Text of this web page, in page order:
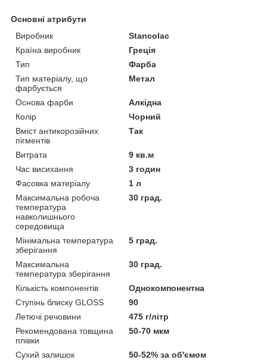
Основні атрибути
Виробник
Stancolac
Країна виробник
Греція
Тип
Фарба
Тип матеріалу, що
фарбується
Метал
Основа фарби
Алкідна
Колір
Чорний
Вміст антикорозійних
пігментів
Так
Витрата
9 кв.м
Час висихання
3 годин
Фасовка матеріалу
1 л
Максимальна робоча
температура
навколишнього
середовища
30 град.
Мінімальна температура
зберігання
5 град.
Максимальна
температура зберігання
30 град.
Кількість компонентів
Однокомпонентна
Ступінь блиску GLOSS
90
Летючі речовини
475 г/літр
Рекомендована товщина
плівки
50-70 мкм
Сухий залишок
50-52% за об'ємом